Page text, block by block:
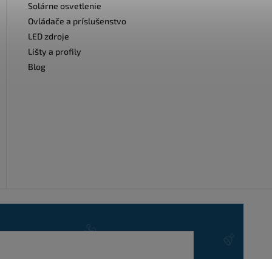
Solárne osvetlenie
Ovládače a príslušenstvo
LED zdroje
Lišty a profily
Blog